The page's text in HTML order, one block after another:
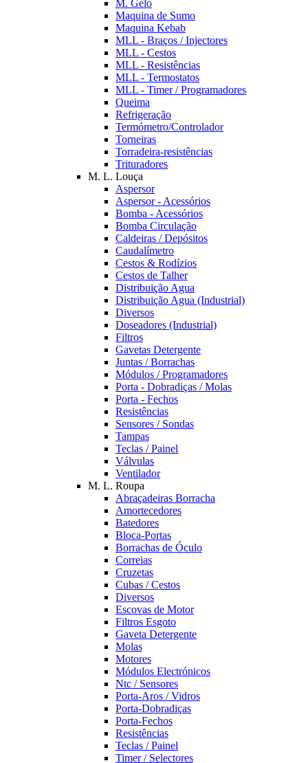
M. Gelo
Maquina de Sumo
Maquina Kebab
MLL - Braços / Injectores
MLL - Cestos
MLL - Resistências
MLL - Termostatos
MLL - Timer / Programadores
Queima
Refrigeração
Termómetro/Controlador
Torneiras
Torradeira-resistências
Trituradores
M. L. Louça
Aspersor
Aspersor - Acessórios
Bomba - Acessórios
Bomba Circulação
Caldeiras / Depósitos
Caudalímetro
Cestos & Rodízios
Cestos de Talher
Distribuição Agua
Distribuição Agua (Industrial)
Diversos
Doseadores (Industrial)
Filtros
Gavetas Detergente
Juntas / Borrachas
Módulos / Programadores
Porta - Dobradiças / Molas
Porta - Fechos
Resistências
Sensores / Sondas
Tampas
Teclas / Painel
Válvulas
Ventilador
M. L. Roupa
Abraçadeiras Borracha
Amortecedores
Batedores
Bloca-Portas
Borrachas de Óculo
Correias
Cruzetas
Cubas / Cestos
Diversos
Escovas de Motor
Filtros Esgoto
Gaveta Detergente
Molas
Motores
Módulos Electrónicos
Ntc / Sensores
Porta-Aros / Vidros
Porta-Dobradiças
Porta-Fechos
Resistências
Teclas / Painel
Timer / Selectores